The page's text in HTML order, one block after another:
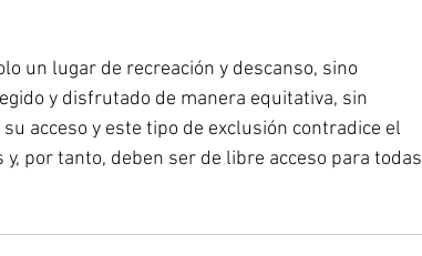
un lugar de recreación y descanso, sino
y disfrutado de manera equitativa, sin
acceso y este tipo de exclusión contradice el
por tanto, deben ser de libre acceso para todas